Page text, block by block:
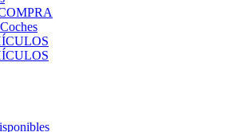
Copilotos